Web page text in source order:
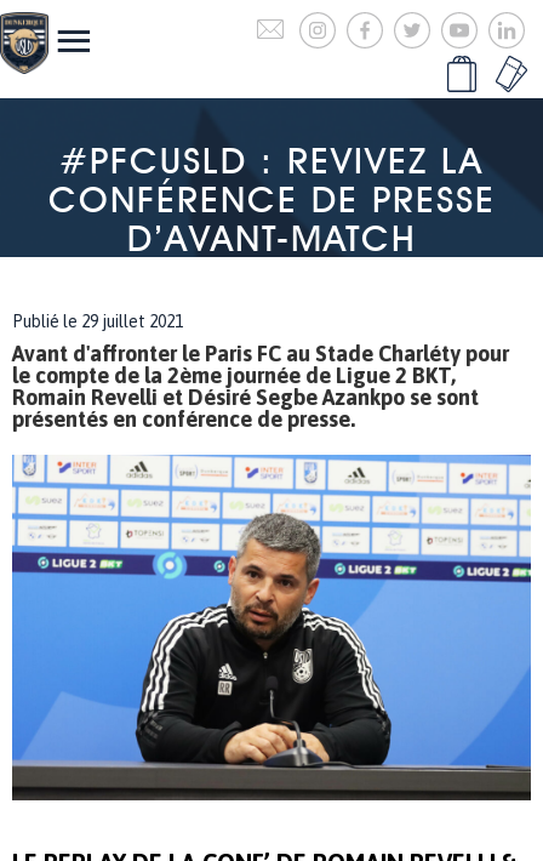
#PFCUSLD : REVIVEZ LA
CONFÉRENCE DE PRESSE
D’AVANT-MATCH
Publié le 29 juillet 2021
Avant d'affronter le Paris FC au Stade Charléty pour
le compte de la 2ème journée de Ligue 2 BKT,
Romain Revelli et Désiré Segbe Azankpo se sont
présentés en conférence de presse.